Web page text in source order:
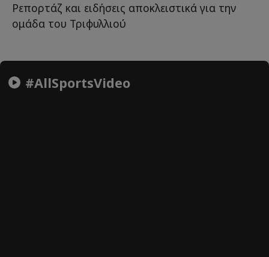
Ρεπορτάζ και ειδήσεις αποκλειστικά για την
ομάδα του Τριφυλλιού
#AllSportsVideo